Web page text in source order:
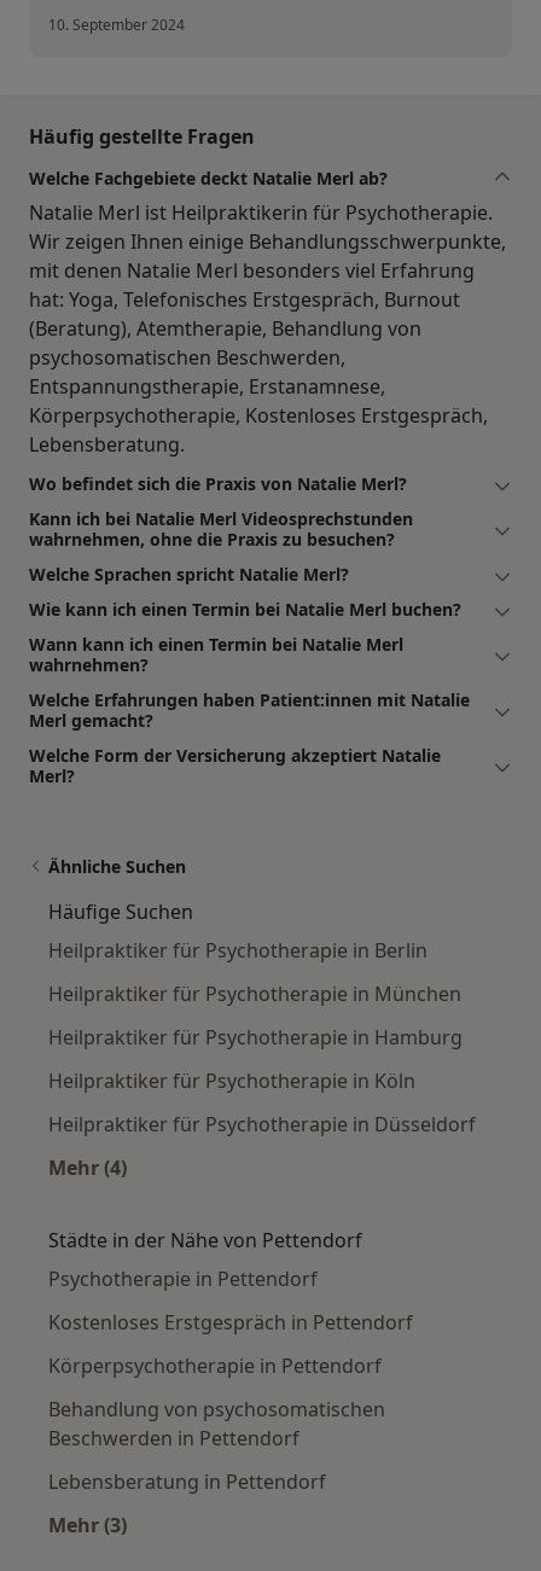
10. September 2024
Häufig gestellte Fragen
Welche Fachgebiete deckt Natalie Merl ab?
Natalie Merl ist Heilpraktikerin für Psychotherapie.
Wir zeigen Ihnen einige Behandlungsschwerpunkte,
mit denen Natalie Merl besonders viel Erfahrung
hat: Yoga, Telefonisches Erstgespräch, Burnout
(Beratung), Atemtherapie, Behandlung von
psychosomatischen Beschwerden,
Entspannungstherapie, Erstanamnese,
Körperpsychotherapie, Kostenloses Erstgespräch,
Lebensberatung.
Wo befindet sich die Praxis von Natalie Merl?
Kann ich bei Natalie Merl Videosprechstunden
wahrnehmen, ohne die Praxis zu besuchen?
Welche Sprachen spricht Natalie Merl?
Wie kann ich einen Termin bei Natalie Merl buchen?
Wann kann ich einen Termin bei Natalie Merl
wahrnehmen?
Welche Erfahrungen haben Patient:innen mit Natalie
Merl gemacht?
Welche Form der Versicherung akzeptiert Natalie
Merl?
Ähnliche Suchen
Häufige Suchen
Heilpraktiker für Psychotherapie in Berlin
Heilpraktiker für Psychotherapie in München
Heilpraktiker für Psychotherapie in Hamburg
Heilpraktiker für Psychotherapie in Köln
Heilpraktiker für Psychotherapie in Düsseldorf
Mehr (4)
Städte in der Nähe von Pettendorf
Psychotherapie in Pettendorf
Kostenloses Erstgespräch in Pettendorf
Körperpsychotherapie in Pettendorf
Behandlung von psychosomatischen
Beschwerden in Pettendorf
Lebensberatung in Pettendorf
Mehr (3)